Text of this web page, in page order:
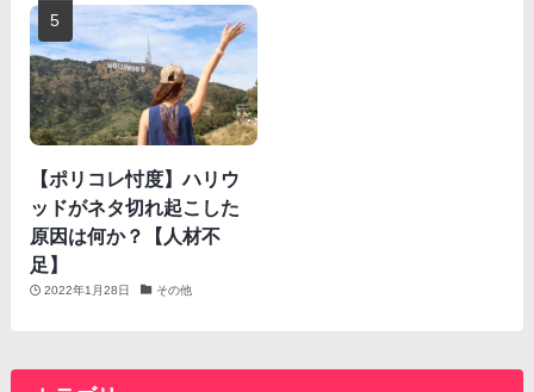
【ポリコレ忖度】ハリウ
ッドがネタ切れ起こした
原因は何か？【人材不
足】
2022年1月28日 その他